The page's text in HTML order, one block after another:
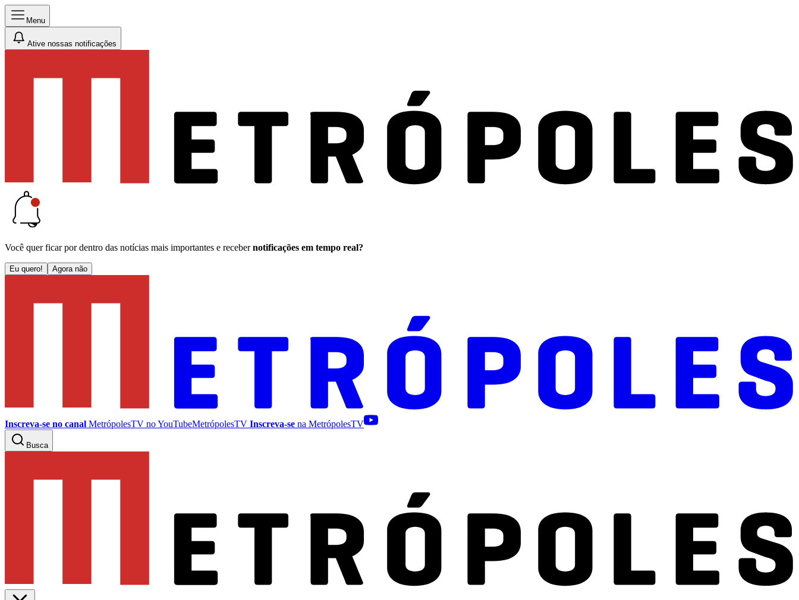
Menu
Ative nossas notificações
Você quer ficar por dentro das notícias mais importantes e receber notificações em tempo real?
Eu quero! Agora não
Inscreva-se no canal MetrópolesTV noYouTubeMetrópolesTV Inscreva-se na MetrópolesTV
Busca